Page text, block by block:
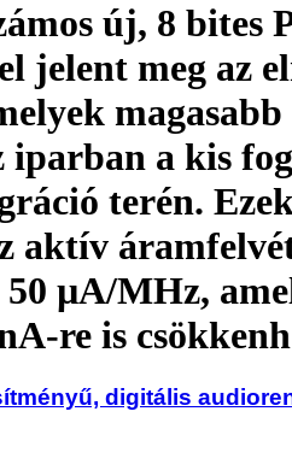
új, 8 bites
jelent meg az
a kis
terén.
aktív
µA/MHz,
re is
digitális